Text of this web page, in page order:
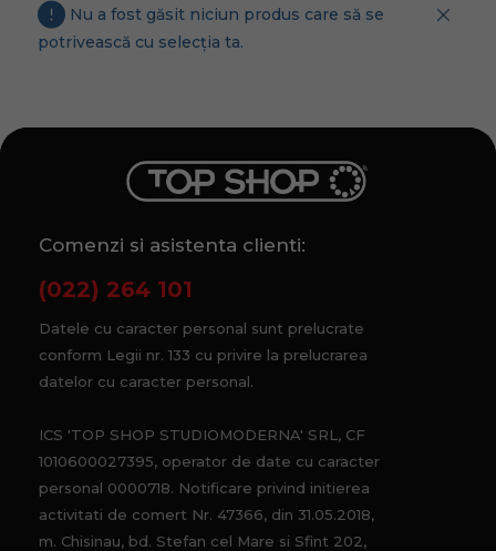
Nu a fost găsit niciun produs care să se
potrivească cu selecția ta.
Comenzi si asistenta clienti:
(022) 264 101
Datele cu caracter personal sunt prelucrate
conform Legii nr. 133 cu privire la prelucrarea
datelor cu caracter personal.
ICS 'TOP SHOP STUDIOMODERNA' SRL, CF
1010600027395, operator de date cu caracter
personal 0000718. Notificare privind initierea
activitati de comert Nr. 47366, din 31.05.2018,
m. Chisinau, bd. Stefan cel Mare si Sfint 202,